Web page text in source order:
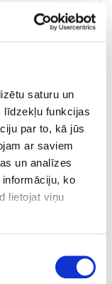
saturu un
līdzekļu funkcijas
par to, kā jūs
ar saviem
un analīzes
ko
lietojat viņu
1
galdam